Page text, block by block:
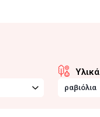
Υλικά
ραβιόλια